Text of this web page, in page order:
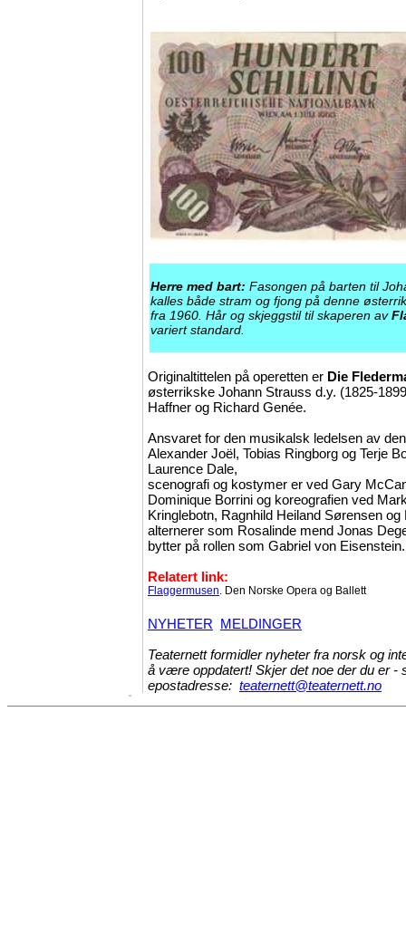
Herre med bart: Fasongen på barten til
kalles både stram og fjong på denne
fra 1960. Hår og skjeggstil til skaperen av
variert standard.
Originaltittelen på operetten er Die
østerrikske Johann Strauss d.y. (1825-
Haffner og Richard Genée.
Ansvaret for den musikalsk ledelsen av
Alexander Joël, Tobias Ringborg og Terje
Laurence Dale,
scenografi og kostymer er ved Gary
Dominique Borrini og koreografien ved
Kringlebotn, Ragnhild Heiland Sørensen
alternerer som Rosalinde mend Jonas
bytter på rollen som Gabriel von Eisenstein.
Relatert link:
Flaggermusen . Den Norske Opera og Ballett
NYHETER MELDINGER
Teaternett formidler nyheter fra norsk og
å være oppdatert! Skjer det noe der du er -
epostadresse: teaternett@teaternett.no